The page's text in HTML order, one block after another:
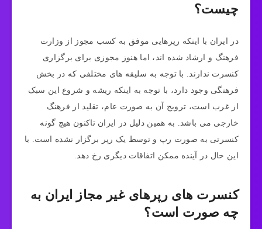
چیست؟
در ایران با اینکه رپرهایی موفق به کسب مجوز از وزارت
فرهنگ و ارشاد شده اند، اما هنوز مجوزی برای برگزاری
کنسرت ندارند. با توجه به سلیقه های مختلفی که در بخش
فرهنگی وجود دارد، با توجه به اینکه ریشه و شروع این سبک
از غرب است، ترویج آن به صورت عام، تقلید از فرهنگ
خارجی می باشد. به همین دلیل در ایران تاکنون هیچ گونه
کنسرتی به صورت رپ و توسط یک رپر برگزار نشده است. با
این حال در آینده ممکن اتفاقات دیگری رخ دهد.
کنسرت های رپرهای غیر مجاز ایران به
چه صورت است؟